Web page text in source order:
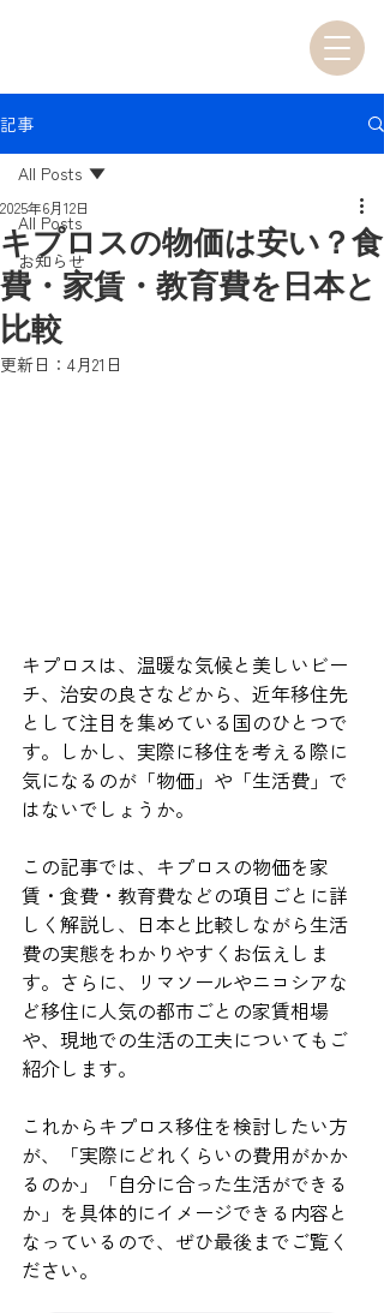
記事
All Posts
お知らせ
All Posts
キプロスの物価は安い？食
費・家賃・教育費を日本と
比較
2025年6月12日
更新日： 4月21日
キプロスは、温暖な気候と美しいビー
チ、治安の良さなどから、近年移住先
として注目を集めている国のひとつで
す。しかし、実際に移住を考える際に
気になるのが「物価」や「生活費」で
はないでしょうか。
この記事では、キプロスの物価を家
賃・食費・教育費などの項目ごとに詳
しく解説し、日本と比較しながら生活
費の実態をわかりやすくお伝えしま
す。さらに、リマソールやニコシアな
ど移住に人気の都市ごとの家賃相場
や、現地での生活の工夫についてもご
紹介します。
これからキプロス移住を検討したい方
が、「実際にどれくらいの費用がかか
るのか」「自分に合った生活ができる
か」を具体的にイメージできる内容と
なっているので、ぜひ最後までご覧く
ださい。